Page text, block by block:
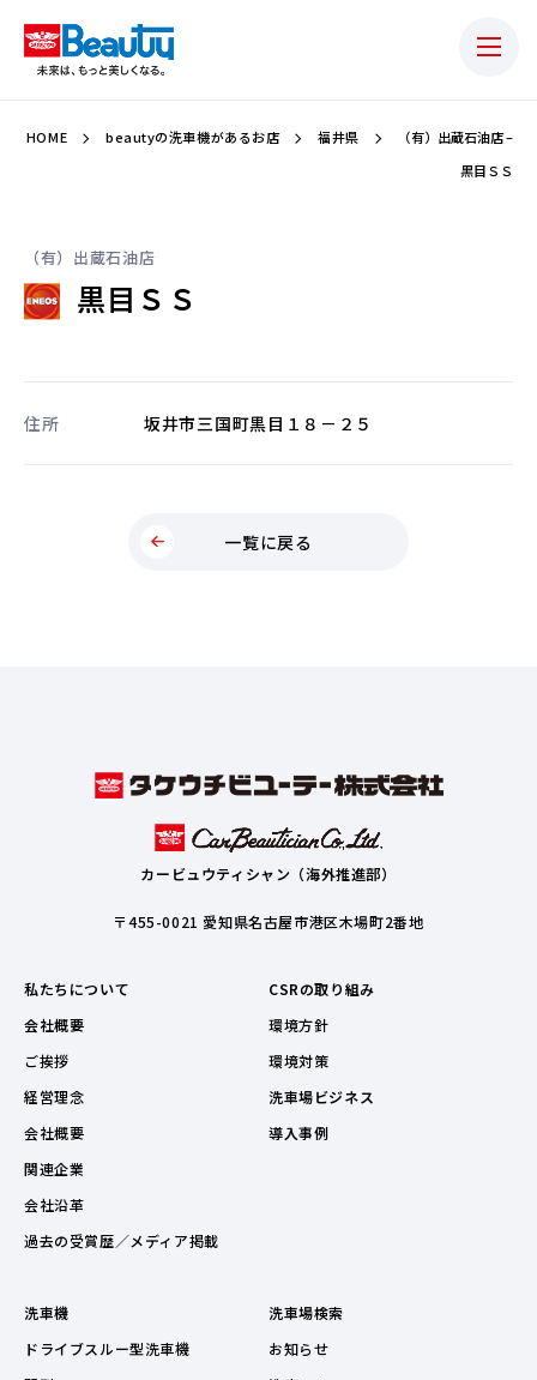
HOME beautyの洗車機があるお店 福井県
（有）出蔵石油店 –
黒目ＳＳ
（有）出蔵石油店
黒目ＳＳ
住所 坂井市三国町黒目１８－２５
一覧に戻る
カービュウティシャン（海外推進部）
〒455-0021 愛知県名古屋市港区木場町2番地
私たちについて
会社概要
ご挨拶
経営理念
会社概要
関連企業
会社沿革
過去の受賞歴／メディア掲載
CSRの取り組み
環境方針
環境対策
洗車場ビジネス
導入事例
洗車機
ドライブスルー型洗車機
洗車場検索
お知らせ